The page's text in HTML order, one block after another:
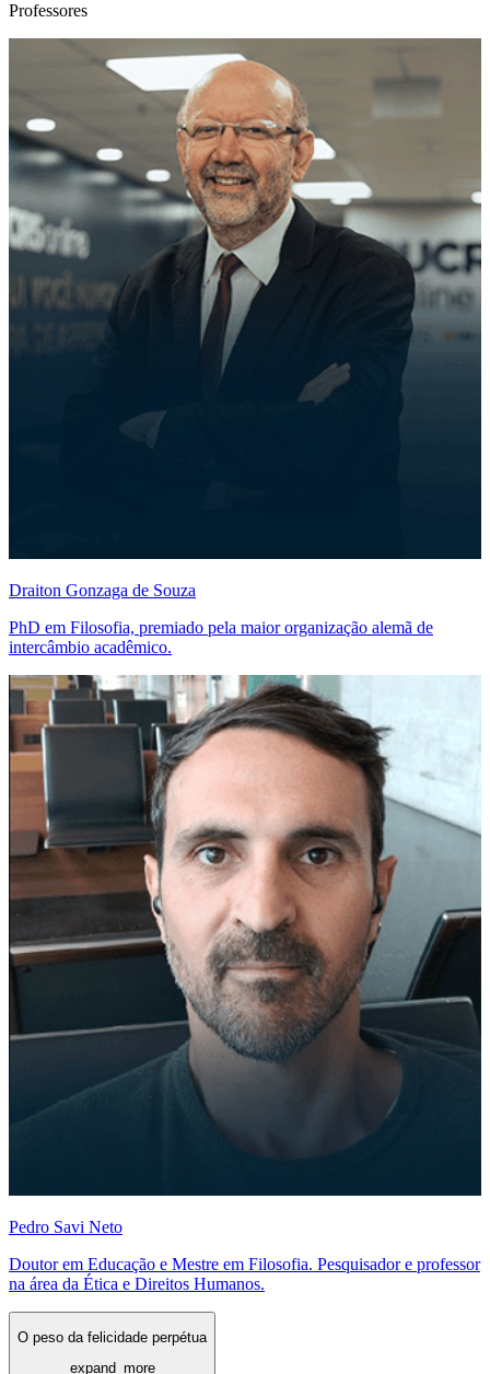
Professores
Draiton Gonzaga de Souza
PhD em Filosofia, premiado pela maior organização alemã de
intercâmbio acadêmico.
Pedro Savi Neto
Doutor em Educação e Mestre em Filosofia. Pesquisador e professor
na área da Ética e Direitos Humanos.
O peso da felicidade perpétua
expand_more